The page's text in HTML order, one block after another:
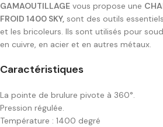
GAMAOUTILLAGE vous propose une
FROID 1400 SKY, sont des outils
et les bricoleurs. Ils sont utilisés pour
en cuivre, en acier et en autres métaux.
Caractéristiques
La pointe de brulure pivote à 360°.
Pression régulée.
Température : 1400 degré